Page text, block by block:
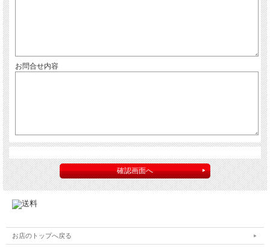
お問合せ内容
お店のトップへ戻る